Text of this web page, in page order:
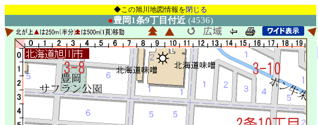
◆この旭川地図情報を閉じる
●豊岡1条9丁目付近 (4536)